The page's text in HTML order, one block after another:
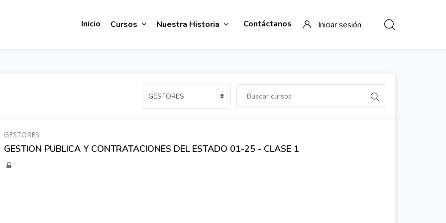
Iniciar sesión
Contáctanos
Nuestra Historia
Cursos
Inicio
GESTORES
GESTION PUBLICA Y CONTRATACIONES DEL ESTADO 01-25 - CLASE 1